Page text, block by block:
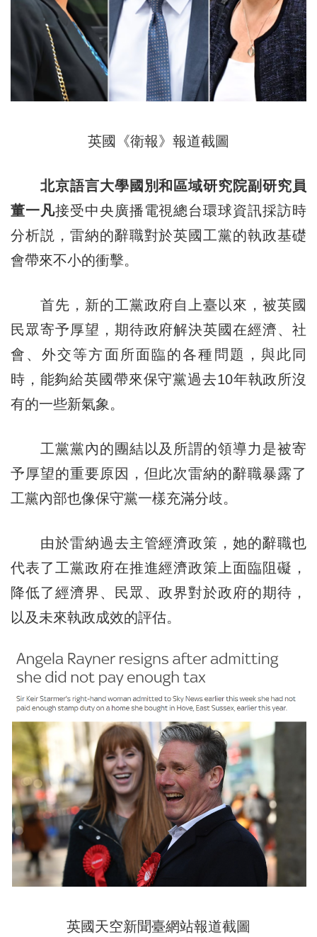
英國《衛報》報道截圖
北京語言大學國別和區域研究院副研究員
董一凡接受中央廣播電視總台環球資訊採訪時
分析説，雷納的辭職對於英國工黨的執政基礎
會帶來不小的衝擊。
首先，新的工黨政府自上臺以來，被英國
民眾寄予厚望，期待政府解決英國在經濟、社
會、外交等方面所面臨的各種問題，與此同
時，能夠給英國帶來保守黨過去10年執政所沒
有的一些新氣象。
工黨黨內的團結以及所謂的領導力是被寄
予厚望的重要原因，但此次雷納的辭職暴露了
工黨內部也像保守黨一樣充滿分歧。
由於雷納過去主管經濟政策，她的辭職也
代表了工黨政府在推進經濟政策上面臨阻礙，
降低了經濟界、民眾、政界對於政府的期待，
以及未來執政成效的評估。
英國天空新聞臺網站報道截圖